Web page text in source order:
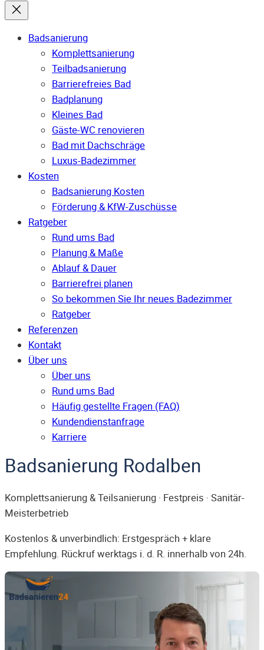
Badsanierung
Komplettsanierung
Teilbadsanierung
Barrierefreies Bad
Badplanung
Kleines Bad
Gäste-WC renovieren
Bad mit Dachschräge
Luxus-Badezimmer
Kosten
Badsanierung Kosten
Förderung & KfW-Zuschüsse
Ratgeber
Rund ums Bad
Planung & Maße
Ablauf & Dauer
Barrierefrei planen
So bekommen Sie Ihr neues Badezimmer
Ratgeber
Referenzen
Kontakt
Über uns
Über uns
Rund ums Bad
Häufig gestellte Fragen (FAQ)
Kunden­dienst­anfrage
Karriere
Badsanierung Rodalben
Komplettsanierung & Teilsanierung · Festpreis · Sanitär-
Meisterbetrieb
Kostenlos & unverbindlich: Erstgespräch + klare
Empfehlung. Rückruf werktags i. d. R. innerhalb von 24h.